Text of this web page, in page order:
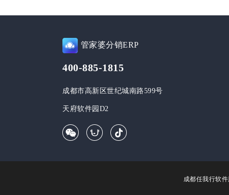
管家婆分销ERP
400-885-1815
成都市高新区世纪城南路599号
天府软件园D2
成都任我行软